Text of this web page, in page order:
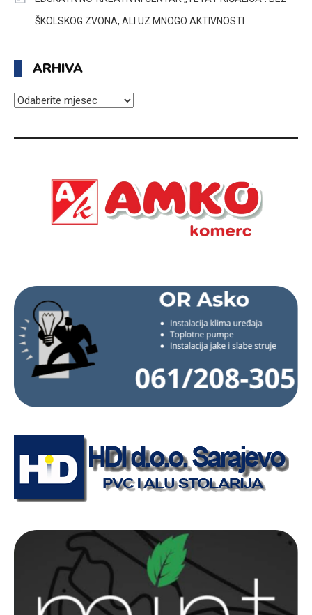
ŠKOLSKOG ZVONA, ALI UZ MNOGO AKTIVNOSTI
ARHIVA
ARHIVA